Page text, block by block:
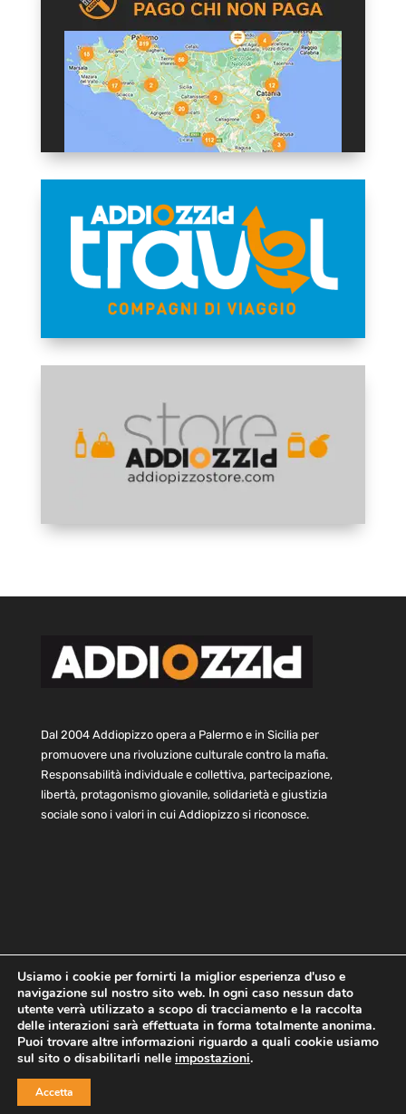
Dal 2004 Addiopizzo opera a Palermo e in Sicilia per
promuovere una rivoluzione culturale contro la mafia.
Responsabilità individuale e collettiva, partecipazione,
libertà, protagonismo giovanile, solidarietà e giustizia
sociale sono i valori in cui Addiopizzo si riconosce.
Home Statuto e bilancio
Contatti
Privacy
Cookie Child Protection Policy
Copyright © 2021 AddioPizzo | Tutti i diritti riservati | Sede
Usiamo i cookie per fornirti la miglior esperienza d'uso e
navigazione sul nostro sito web. In ogni caso nessun dato
utente verrà utilizzato a scopo di tracciamento e la raccolta
delle interazioni sarà effettuata in forma totalmente anonima.
Puoi trovare altre informazioni riguardo a quali cookie usiamo
sul sito o disabilitarli nelle impostazioni.
Accetta